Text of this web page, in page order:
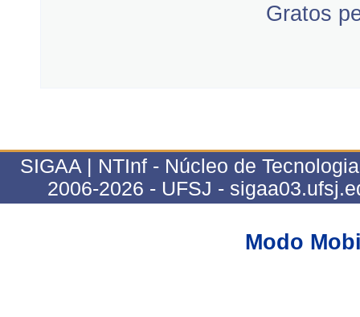
Gratos
SIGAA | NTInf - Núcleo de
2006-2026 - UFSJ -
Modo